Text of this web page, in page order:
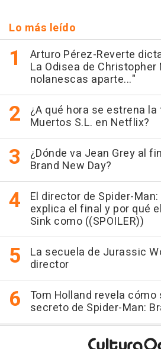
Lo más leído
Arturo Pérez-Reverte
La Odisea de
nolanescas aparte..."
¿A qué hora se estrena
Muertos S.L. en Netflix?
¿Dónde va Jean Grey al
Brand New Day?
El director de Spider-
explica el final y por qué
Sink como ((SPOILER))
La secuela de Jurassic
director
Tom Holland revela
secreto de Spider-Man: